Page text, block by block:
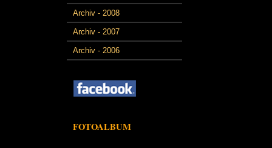
Archiv - 2008
Archiv - 2007
Archiv - 2006
FOTOALBUM